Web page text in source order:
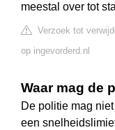
meestal over tot
Verzoek tot
op ingevorderd.nl
Waar mag de
De politie mag
een